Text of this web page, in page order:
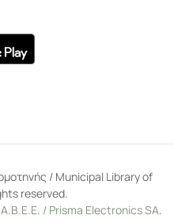
/ Municipal Library of
reserved.
/ Prisma Electronics SA.